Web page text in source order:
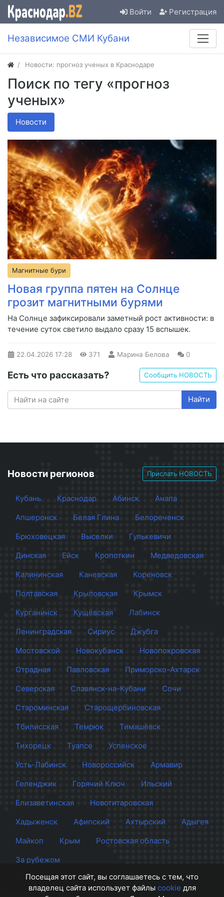
Войти Регистрация
Независимое СМИ Кубани
Новости: прогноз ученых в Краснодаре
Поиск по тегу «прогноз
ученых»
Новости
Магнитные бури
Новая группа пятен на Солнце
грозит магнитными бурями
На Солнце зафиксировали заметный рост активности: в
течение суток светило выдало сразу 15 вспышек.
22.04.2026 17:28 371 Марина Белова 0
Есть что рассказать? Сообщить НОВОСТЬ
Найти
Новости регионов Прислать НОВОСТЬ
Кубань Краснодар Абинск
Анапа
Апшеронск
Белая Глина
Белореченск
Брюховецкая
Выселки
Гулькевичи
Динская
Ейск Кропоткин
Медведовская
Калининская
Каневская
Кореновск
Полтавская
Крыловская
Крымск
Курганинск
Кущёвская
Лабинск
Ленинградская
Сириус
Джубга
Мостовской
Новокубанск
Новопокровская
Отрадная
Павловская
Приморско-Ахтарск
Северская
Славянск-на-Кубани
Сочи
Староминская
Старощербиновская
Тбилисская
Темрюк
Тимашёвск
Тихорецк
Туапсе
Успенское
Усть-Лабинск
Новороссийск
Армавир
Геленджик
Горячий Ключ
Ильский
Елизаветинская
Новотитаровская
Хадыженск
Афипский Ахтырский
Адыгея
Майкоп
Крым
Ростовская область
За рубежом
Посещая этот сайт, вы соглашаетесь с тем, что
владелец сайта использует файлы cookie для